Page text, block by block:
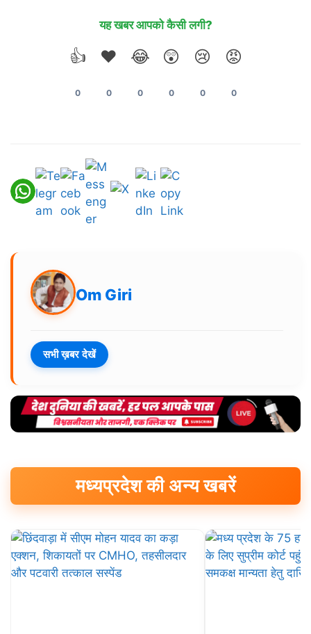
यह खबर आपको कैसी लगी?
👍
0
❤️
0
😂
0
😲
0
😢
0
😡
0
Om Giri
सभी ख़बर देखें
मध्यप्रदेश की अन्य खबरें